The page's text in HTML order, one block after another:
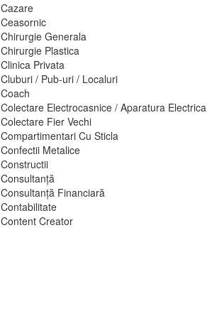
Cazare
Ceasornic
Chirurgie Generala
Chirurgie Plastica
Clinica Privata
Cluburi / Pub-uri / Localuri
Coach
Colectare Electrocasnice / Aparatura Electrica
Colectare Fier Vechi
Compartimentari Cu Sticla
Confectii Metalice
Constructii
Consultanță
Consultanță Financiară
Contabilitate
Content Creator